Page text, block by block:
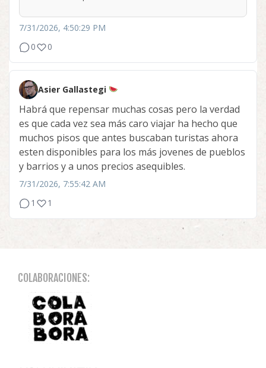
7/31/2026, 4:50:29 PM
0
0
Asier Gallastegi
Habrá que repensar muchas cosas pero la verdad
es que cada vez sea más caro viajar ha hecho que
muchos pisos que antes buscaban turistas ahora
esten disponibles para los más jovenes de pueblos
y barrios y a unos precios asequibles.
7/31/2026, 7:55:42 AM
1
1
COLABORACIONES: